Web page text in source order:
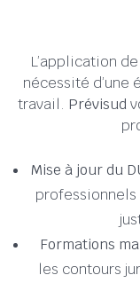
L’application de
nécessité d’une
travail. Prévisud
Mise à jour du
Formations
les contours